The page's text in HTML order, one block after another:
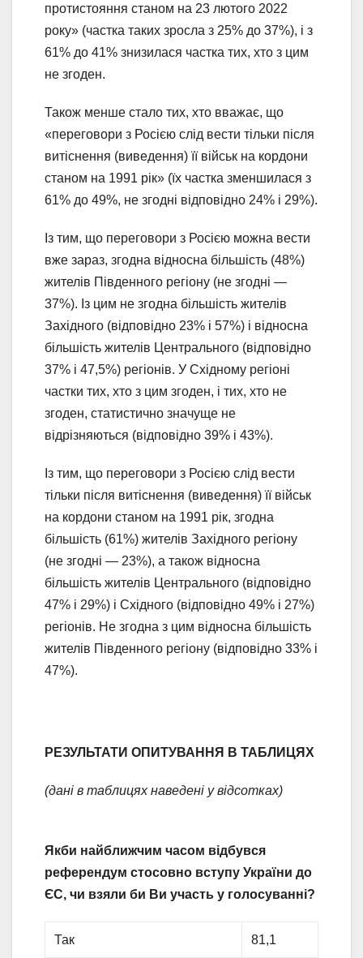
протистояння станом на 23 лютого 2022
року» (частка таких зросла з 25% до 37%), і з
61% до 41% знизилася частка тих, хто з цим
не згоден.
Також менше стало тих, хто вважає, що
«переговори з Росією слід вести тільки після
витіснення (виведення) її військ на кордони
станом на 1991 рік» (їх частка зменшилася з
61% до 49%, не згодні відповідно 24% і 29%).
Із тим, що переговори з Росією можна вести
вже зараз, згодна відносна більшість (48%)
жителів Південного регіону (не згодні —
37%). Із цим не згодна більшість жителів
Західного (відповідно 23% і 57%) і відносна
більшість жителів Центрального (відповідно
37% і 47,5%) регіонів. У Східному регіоні
частки тих, хто з цим згоден, і тих, хто не
згоден, статистично значуще не
відрізняються (відповідно 39% і 43%).
Із тим, що переговори з Росією слід вести
тільки після витіснення (виведення) її військ
на кордони станом на 1991 рік, згодна
більшість (61%) жителів Західного регіону
(не згодні — 23%), а також відносна
більшість жителів Центрального (відповідно
47% і 29%) і Східного (відповідно 49% і 27%)
регіонів. Не згодна з цим відносна більшість
жителів Південного регіону (відповідно 33% і
47%).
РЕЗУЛЬТАТИ ОПИТУВАННЯ В ТАБЛИЦЯХ
(дані в таблицях наведені у відсотках)
Якби найближчим часом відбувся
референдум стосовно вступу України до
ЄС, чи взяли би Ви участь у голосуванні?
Так 81,1